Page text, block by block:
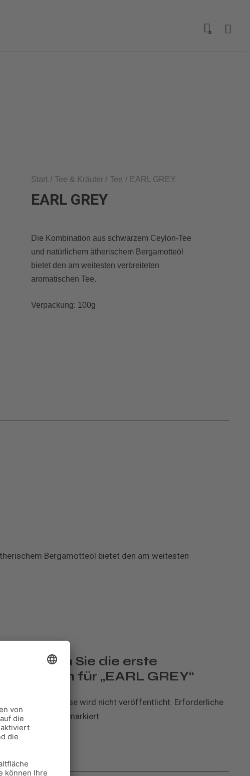
0
Start Tee & Kräuter Tee EARL GREY
EARL GREY
Die Kombination aus schwarzem Ceylon-Tee
und natürlichem ätherischem Bergamotteöl
bietet den am weitesten verbreiteten
aromatischen Tee.
Verpackung: 100g
Bergamotteöl bietet den am weitesten
Schreiben Sie die erste
Rezension für „EARL GREY“
Ihre E-Mail-Adresse wird nicht veröffentlicht. Erforderliche
Felder sind mit
markiert
Name